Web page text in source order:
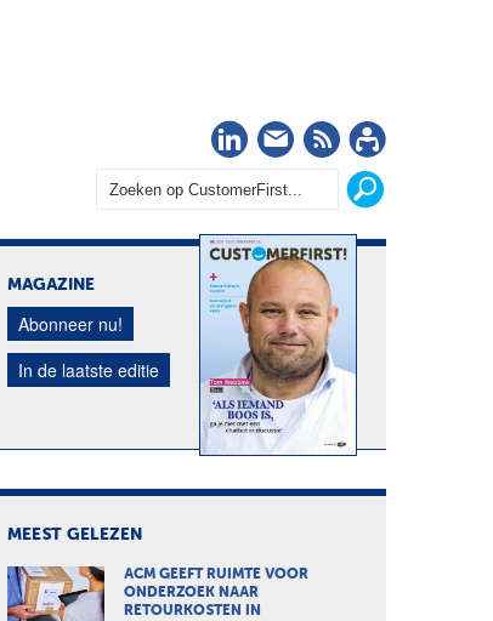
LinkedIn
Nieuwsbrief
RSS
MAGAZINE
Abonneer nu!
In de laatste editie
MEEST GELEZEN
ACM GEEFT RUIMTE VOOR
ONDERZOEK NAAR
RETOURKOSTEN IN